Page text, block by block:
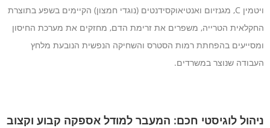
ויטמין C, מגנזיום ואנטיאוקסידנטים (נוגדי חמצון) הקיימים בשפע בתוצרת
החקלאית הטרייה, משפרים את זרימת הדם, מחזקים את מערכת החיסון
ומסייעים בהפחתת רמות הסטרס והשחיקה הנפשית הנובעת מלחץ
העבודה שנוצר במשרדים.
ניהול לוגיסטי חכם: המעבר למודל אספקה קבוע וקצוב